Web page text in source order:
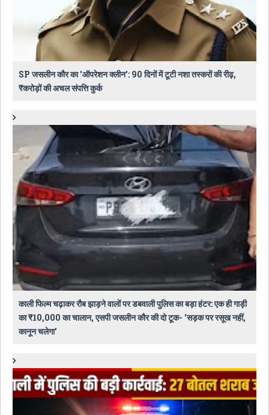
SP जसलीन कौर का 'ऑपरेशन क्लीन': 90 दिनों में टूटी नशा तस्करों की रीढ़,
₹करोड़ों की अचल संपत्ति कुर्क
काली फिल्म चढ़ाकर रौब झाड़ने वालों पर डबवाली पुलिस का बड़ा हंटर: एक ही गाड़ी
का ₹10,000 का चालान, एसपी जसलीन कौर की दो टूक- 'सड़क पर रसूख नहीं,
कानून चलेगा'